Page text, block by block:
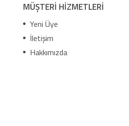
MÜŞTERİ HİZMETLERİ
Yeni Üye
İletişim
Hakkımızda